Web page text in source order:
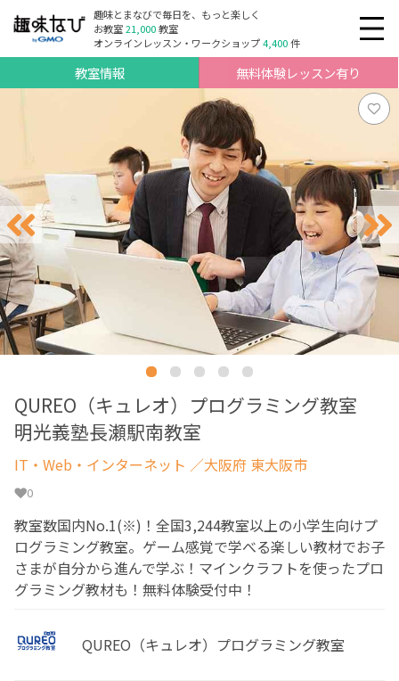
趣味とまなびで毎日を、もっと楽しく
お教室21,000教室
オンラインレッスン・ワークショップ4,400件
教室情報 無料体験レッスン有り
QUREO（キュレオ）プログラミング教室
明光義塾長瀬駅南教室
IT・Web・インターネット ／大阪府 東大阪市
0
教室数国内No.1(※)！全国3,244教室以上の小学生向けプ
ログラミング教室。ゲーム感覚で学べる楽しい教材でお子
さまが自分から進んで学ぶ！マインクラフトを使ったプロ
グラミング教材も！無料体験受付中！
QUREO（キュレオ）プログラミング教室